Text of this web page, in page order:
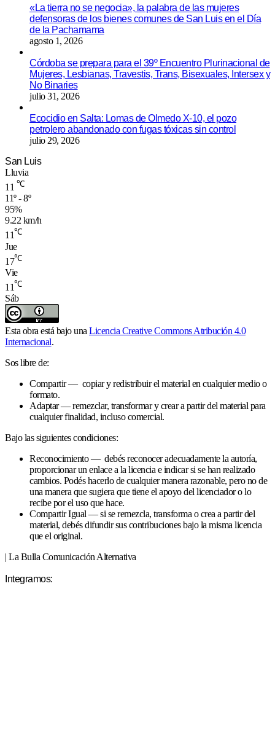
«La tierra no se negocia», la palabra de las mujeres
defensoras de los bienes comunes de San Luis en el Día
de la Pachamama
agosto 1, 2026
Córdoba se prepara para el 39º Encuentro Plurinacional de
Mujeres, Lesbianas, Travestis, Trans, Bisexuales, Intersex y
No Binaries
julio 31, 2026
Ecocidio en Salta: Lomas de Olmedo X-10, el pozo
petrolero abandonado con fugas tóxicas sin control
julio 29, 2026
San Luis
Lluvia
11 ℃
11º - 8º
95%
9.22 km/h
11℃
Jue
17℃
Vie
11℃
Sáb
Esta obra está bajo una Licencia Creative Commons Atribución 4.0
Internacional.
Sos libre de:
Compartir — copiar y redistribuir el material en cualquier medio o
formato.
Adaptar — remezclar, transformar y crear a partir del material para
cualquier finalidad, incluso comercial.
Bajo las siguientes condiciones:
Reconocimiento — debés reconocer adecuadamente la autoría,
proporcionar un enlace a la licencia e indicar si se han realizado
cambios. Podés hacerlo de cualquier manera razonable, pero no de
una manera que sugiera que tiene el apoyo del licenciador o lo
recibe por el uso que hace.
Compartir Igual — si se remezcla, transforma o crea a partir del
material, debés difundir sus contribuciones bajo la misma licencia
que el original.
| La Bulla Comunicación Alternativa
Integramos: